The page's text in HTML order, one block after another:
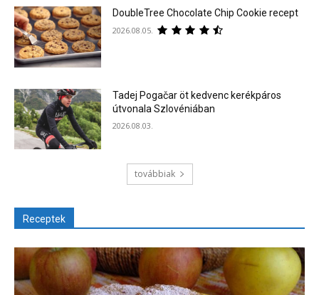
DoubleTree Chocolate Chip Cookie recept
2026.08.05.
Tadej Pogačar öt kedvenc kerékpáros
útvonala Szlovéniában
2026.08.03.
továbbiak
Receptek